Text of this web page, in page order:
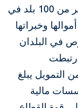
الصاعدة. وتعمل المؤسسة في أكثر من 100 بلد في
وخبراتها
في البلدان
السنة المالية 2022، ارتبطت
يبلغ
مالية